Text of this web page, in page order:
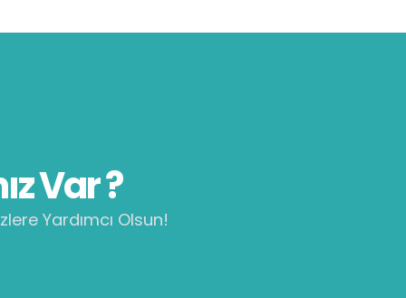
Var ?
Yardımcı Olsun!